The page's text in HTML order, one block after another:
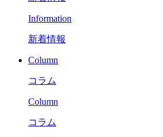
Information
新着情報
Column
コラム
Column
コラム